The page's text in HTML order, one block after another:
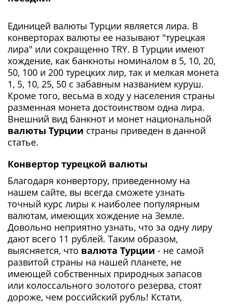
Единицей валюты Турции является лира. В
конверторах валюты ее называют "турецкая
лира" или сокращенно TRY. В Турции имеют
хождение, как банкноты номиналом в 5, 10, 20,
50, 100 и 200 турецких лир, так и мелкая монета
1, 5, 10, 25, 50 с забавным названием куруш.
Кроме того, весьма в ходу у населения страны
разменная монета достоинством одна лира.
Внешний вид банкнот и монет национальной
валюты Турции страны приведен в данной
статье.
Конвертор турецкой валюты
Благодаря конвертору, приведенному на
нашем сайте, вы всегда сможете узнать
точный курс лиры к наиболее популярным
валютам, имеющих хождение на Земле.
Довольно неприятно узнать, что за одну лиру
дают всего 11 рублей. Таким образом,
выясняется, что валюта Турции - не самой
развитой страны на нашей планете, не
имеющей собственных природных запасов
или колоссального золотого резерва, стоят
дороже, чем российский рубль! Кстати,